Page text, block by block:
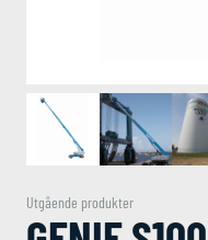
Utgående produkter